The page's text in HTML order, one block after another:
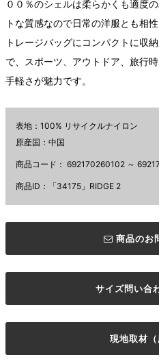
００％のシェルは柔らかくも適度
トな質感なので日常の洋服とも相
トレージバッグにコンパクトに収
で、スポーツ、アウトドア、旅行
手軽さが魅力です。
表地：100% リサイクルナイロン
原産国：中国
商品コード： 692170260102 ～
商品ID：「34175」RIDGE 2
商品のお
サイズ問い合
現地取材（